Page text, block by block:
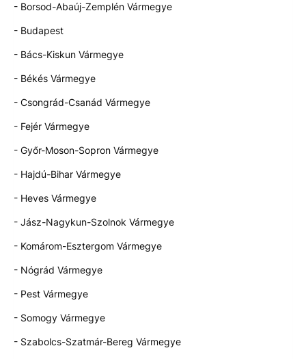
- Borsod-Abaúj-Zemplén Vármegye
- Budapest
- Bács-Kiskun Vármegye
- Békés Vármegye
- Csongrád-Csanád Vármegye
- Fejér Vármegye
- Győr-Moson-Sopron Vármegye
- Hajdú-Bihar Vármegye
- Heves Vármegye
- Jász-Nagykun-Szolnok Vármegye
- Komárom-Esztergom Vármegye
- Nógrád Vármegye
- Pest Vármegye
- Somogy Vármegye
- Szabolcs-Szatmár-Bereg Vármegye